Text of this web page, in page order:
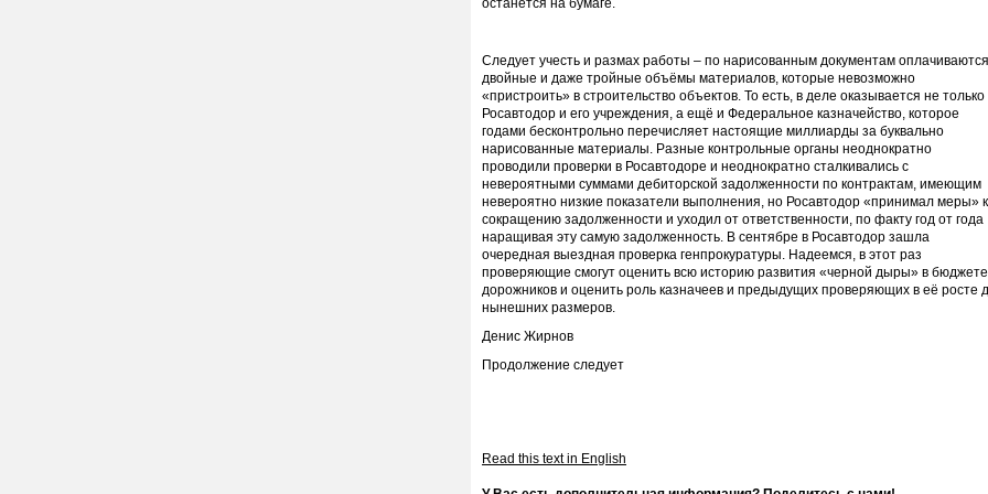
останется на бумаге.
Следует учесть и размах работы – по нарисованным документам оплачиваются
двойные и даже тройные объёмы материалов, которые невозможно
«пристроить» в строительство объектов. То есть, в деле оказывается не только
Росавтодор и его учреждения, а ещё и Федеральное казначейство, которое
годами бесконтрольно перечисляет настоящие миллиарды за буквально
нарисованные материалы. Разные контрольные органы неоднократно
проводили проверки в Росавтодоре и неоднократно сталкивались с
невероятными суммами дебиторской задолженности по контрактам, имеющим
невероятно низкие показатели выполнения, но Росавтодор «принимал меры» к
сокращению задолженности и уходил от ответственности, по факту год от года
наращивая эту самую задолженность. В сентябре в Росавтодор зашла
очередная выездная проверка генпрокуратуры. Надеемся, в этот раз
проверяющие смогут оценить всю историю развития «черной дыры» в бюджете
дорожников и оценить роль казначеев и предыдущих проверяющих в её росте
нынешних размеров.
Денис Жирнов
Продолжение следует
Read this text in English